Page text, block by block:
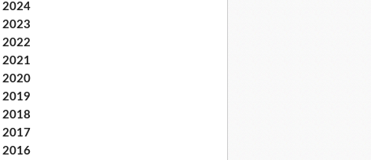
2024
2023
2022
2021
2020
2019
2018
2017
2016